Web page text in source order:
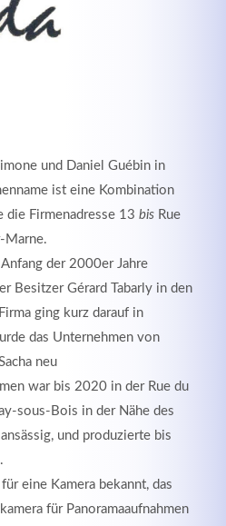
und Daniel Guébin in
ist eine Kombination
die Firmenadresse 13 bisRue
Marne.
der 2000er Jahre
Besitzer Gérard Tabarly in den
ging kurz darauf in
das Unternehmen von
neu
war bis 2020 in der Rue du
sous-Bois in der Nähe des
und produzierte bis
eine Kamera bekannt, das
für Panoramaaufnahmen
Service
consectetuer adipiscing
ligula eget dolor.
INFOS